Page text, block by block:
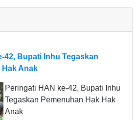
42, Bupati Inhu Tegaskan
Hak Anak
Peringati HAN ke-42, Bupati Inhu
Tegaskan Pemenuhan Hak Hak
Anak